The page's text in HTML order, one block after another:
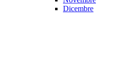
Dicembre